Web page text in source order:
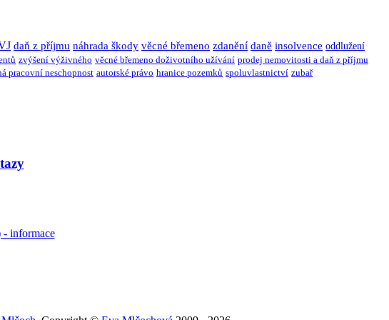
daň z příjmu náhrada škody věcné břemeno zdanění daně insolvence oddlužení
zvýšení výživného věcné břemeno doživotního užívání prodej nemovitosti a daň z příjmu
pracovní neschopnost autorské právo hranice pozemků spoluvlastnictví zubař